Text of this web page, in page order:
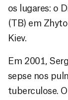
os lugares: o
(TB) em
Kiev.
Em 2001,
sepse nos
tuberculose.